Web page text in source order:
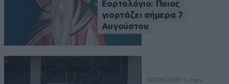
Εορτολόγιο: Ποιος
γιορτάζει σήμερα 7
Αυγούστου
ΚΟΣΜΟΣ49 λ. πριν